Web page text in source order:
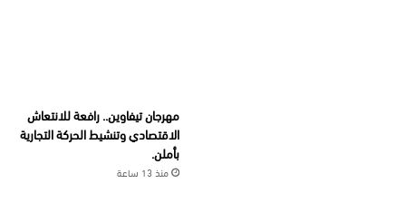
مهرجان تيفاوين.. رافعة للانتعاش
الاقتصادي وتنشيط الحركة التجارية
بأملن.
منذ 13 ساعة